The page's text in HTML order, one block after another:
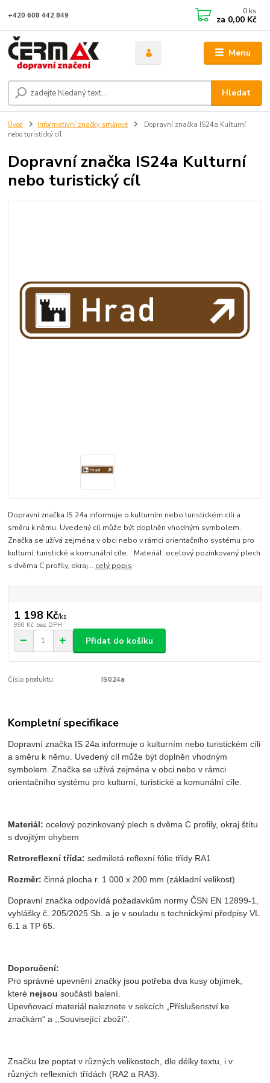
Menu
Hledat
+420 608 442 849 0 ks
za 0,00 Kč
Úvod Informativní značky směrové
Dopravní značka IS24a Kulturní
nebo turistický cíl
Dopravní značka IS24a Kulturní
nebo turistický cíl
Dopravní značka IS 24a informuje o kulturním nebo turistickém cíli a
směru k němu. Uvedený cíl může být doplněn vhodným symbolem.
Značka se užívá zejména v obci nebo v rámci orientačního systému pro
kulturní, turistické a komunální cíle. Materiál: ocelový pozinkovaný plech
s dvěma C profily, okraj... celý popis
1 198 Kč/ks
990 Kč bez DPH
Přidat do košíku
Číslo produktu: IS024a
Kompletní specifikace
Dopravní značka IS 24a informuje o kulturním nebo turistickém cíli
a směru k němu. Uvedený cíl může být doplněn vhodným
symbolem. Značka se užívá zejména v obci nebo v rámci
orientačního systému pro kulturní, turistické a komunální cíle.
Materiál: ocelový pozinkovaný plech s dvěma C profily, okraj štítu
s dvojitým ohybem
Retroreflexní třída: sedmiletá reflexní fólie třídy RA1
Rozměr: činná plocha r. 1 000 x 200 mm (základní velikost)
Dopravní značka odpovídá požadavkům normy ČSN EN 12899-1,
vyhlášky č. 205/2025 Sb. a je v souladu s technickými předpisy VL
6.1 a TP 65.
Doporučení:
Pro správné upevnění značky jsou potřeba dva kusy objímek,
které nejsou součástí balení.
Upevňovací materiál naleznete v sekcích „Příslušenství ke
značkám“ a ,,Související zboží‘‘.
Značku lze poptat v různých velikostech, dle délky textu,
i v
různých reflexních třídách (RA2 a RA3).